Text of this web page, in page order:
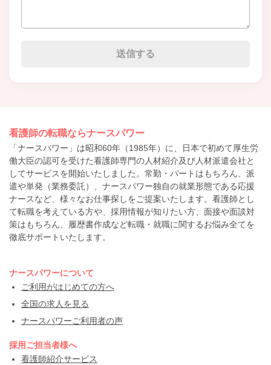
看護師の転職ならナースパワー
「ナースパワー」は昭和60年（1985年）に、日本で初めて厚生労
働大臣の認可を受けた看護師専門の人材紹介及び人材派遣会社と
してサービスを開始いたしました。常勤・パートはもちろん、派
遣や単発（業務委託）、ナースパワー独自の就業形態である応援
ナースなど、様々なお仕事探しをご提案いたします。看護師とし
て転職を考えている方や、採用情報が知りたい方、面接や面談対
策はもちろん、履歴書作成など転職・就職に関するお悩み全てを
徹底サポートいたします。
ナースパワーについて
ご利用がはじめての方へ
全国の求人を見る
ナースパワーご利用者の声
採用ご担当者様へ
看護師紹介サービス